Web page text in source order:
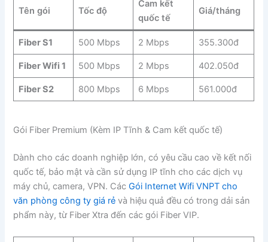
Tên gói Tốc độ
Cam kết
quốc tế
Giá/tháng
Fiber S1 500 Mbps 2 Mbps 355.300đ
Fiber Wifi 1 500 Mbps 2 Mbps 402.050đ
Fiber S2 800 Mbps 6 Mbps 561.000đ
Gói Fiber Premium (Kèm IP Tĩnh & Cam kết quốc tế)
Dành cho các doanh nghiệp lớn, có yêu cầu cao về kết nối
quốc tế, bảo mật và cần sử dụng IP tĩnh cho các dịch vụ
máy chủ, camera, VPN. CácGói Internet Wifi VNPT cho
văn phòng công ty giá rẻ và hiệu quả đều có trong dải sản
phẩm này, từ Fiber Xtra đến các gói Fiber VIP.